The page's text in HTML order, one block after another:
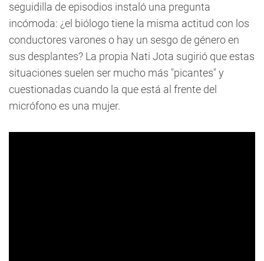
seguidilla de episodios instaló una pregunta
incómoda: ¿el biólogo tiene la misma actitud con los
conductores varones o hay un sesgo de género en
sus desplantes? La propia Nati Jota sugirió que estas
situaciones suelen ser mucho más "picantes" y
cuestionadas cuando la que está al frente del
micrófono es una mujer.